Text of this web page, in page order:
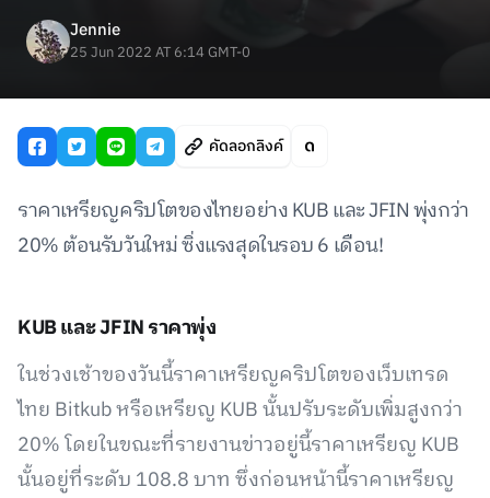
Jennie
25 Jun 2022 AT 6:14 GMT-0
คัดลอกลิงค์
ราคาเหรียญคริปโตของไทยอย่าง KUB และ JFIN พุ่งกว่า
20% ต้อนรับวันใหม่ ซิ่งแรงสุดในรอบ 6 เดือน!
KUB และ JFIN ราคาพุ่ง
ในช่วงเช้าของวันนี้ราคาเหรียญคริปโตของเว็บเทรด
ไทย Bitkub หรือเหรียญ​ KUB นั้นปรับระดับเพิ่มสูงกว่า
20% โดยในขณะที่รายงานข่าวอยู่นี้ราคาเหรียญ KUB
นั้นอยู่ที่ระดับ 108.8 บาท ซึ่งก่อนหน้านี้ราคาเหรียญ​